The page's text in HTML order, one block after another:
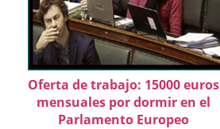
Oferta de trabajo: 15000 euros
mensuales por dormir en el
Parlamento Europeo